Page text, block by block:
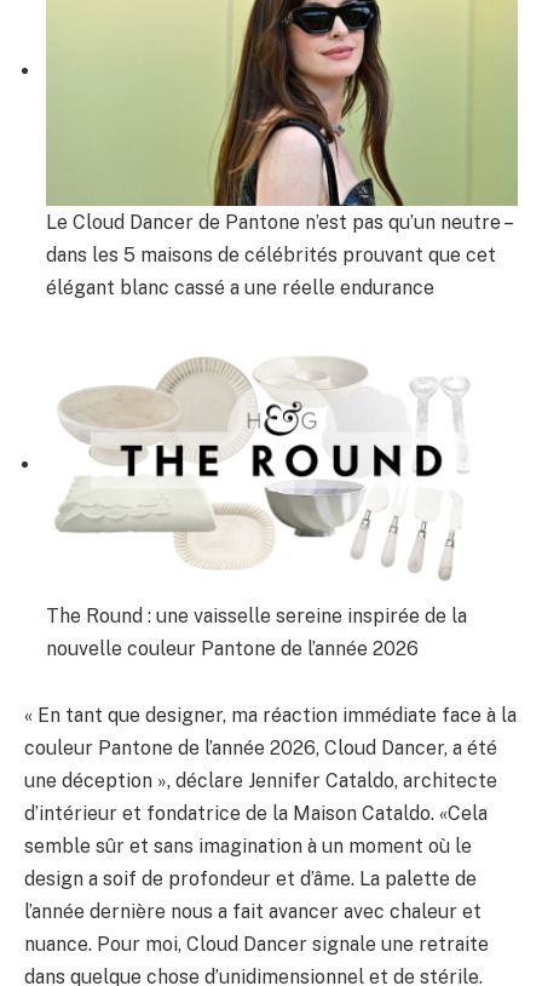
Le Cloud Dancer de Pantone n’est pas qu’un neutre –
dans les 5 maisons de célébrités prouvant que cet
élégant blanc cassé a une réelle endurance
The Round : une vaisselle sereine inspirée de la
nouvelle couleur Pantone de l’année 2026
« En tant que designer, ma réaction immédiate face à la
couleur Pantone de l’année 2026, Cloud Dancer, a été
une déception », déclare Jennifer Cataldo, architecte
d’intérieur et fondatrice de la Maison Cataldo. «Cela
semble sûr et sans imagination à un moment où le
design a soif de profondeur et d’âme. La palette de
l’année dernière nous a fait avancer avec chaleur et
nuance. Pour moi, Cloud Dancer signale une retraite
dans quelque chose d’unidimensionnel et de stérile.